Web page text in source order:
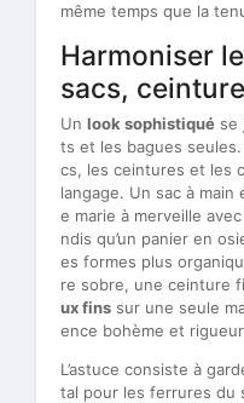
même temps que la
Harmoniser
sacs,
Un look sophistiqué se
ts et les bagues
cs, les ceintures et les
langage. Un sac à
e marie à merveille
ndis qu’un panier en
es formes plus
re sobre, une ceinture
ux fins sur une seule
ence bohème et
L’astuce consiste à
tal pour les ferrures du